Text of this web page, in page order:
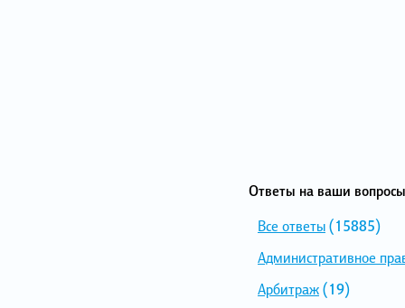
Ответы на ваши
Все ответы(15885)
Административное
Арбитраж(19)